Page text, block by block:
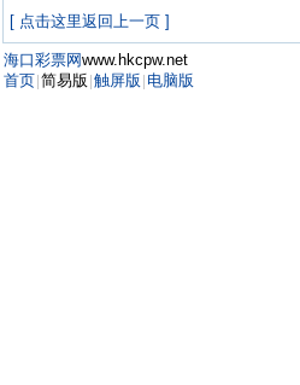
[ 点击这里返回上一页 ]
海口彩票网www.hkcpw.net
首页 简易版 触屏版 电脑版